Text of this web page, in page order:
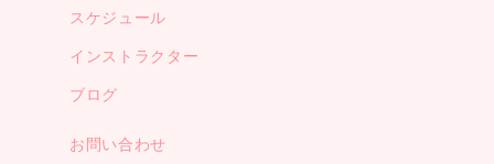
スケジュール
インストラクター
ブログ
お問い合わせ